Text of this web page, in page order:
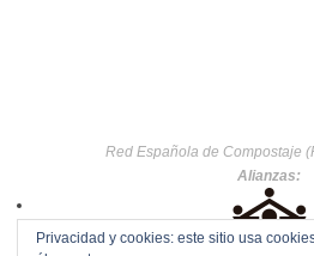
Red Española de Compostaje
Alianzas:
Privacidad y cookies: este sitio usa